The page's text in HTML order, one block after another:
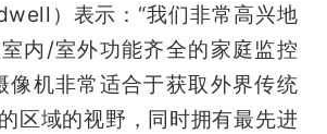
）表示：“我们非常高兴地
内/室外功能齐全的家庭监控
像机非常适合于获取外界传统
区域的视野，同时拥有最先进